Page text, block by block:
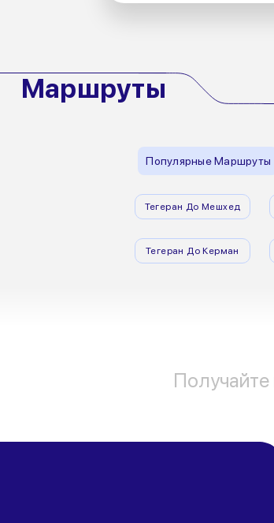
Маршруты
Популярные Маршруты
Тегеран До Мешхед
Тегеран До Керман